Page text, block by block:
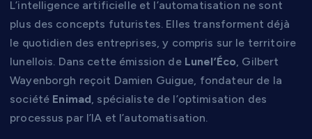
L’intelligence artificielle et l’automatisation ne sont
plus des concepts futuristes. Elles transforment déjà
le quotidien des entreprises, y compris sur le territoire
lunellois. Dans cette émission de Lunel’Éco, Gilbert
Wayenborgh reçoit Damien Guigue, fondateur de la
société Enimad, spécialiste de l’optimisation des
processus par l’IA et l’automatisation.